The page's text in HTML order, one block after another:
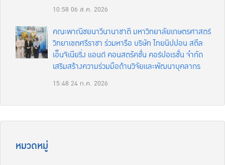
10:58 06 ส.ค. 2026
คณะพาณิชยนาวีนานาชาติ มหาวิทยาลัยเกษตรศาสตร์
วิทยาเขตศรีราชา ร่วมหารือ บริษัท ไทยนิปปอน สตีล
เอ็นจิเนียริ่ง แอนด์ คอนสตรัคชั่น คอร์ปอเรชั่น จำกัด
เสริมสร้างความร่วมมือด้านวิจัยและพัฒนาบุคลากร
15:48 24 ก.ค. 2026
หมวดหมู่